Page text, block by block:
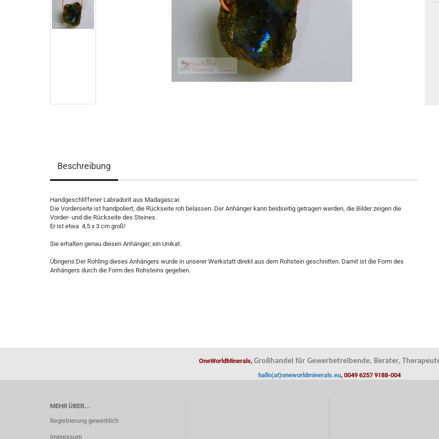
Beschreibung
Handgeschliffener Labradorit aus Madagascar.
Die Vorderseite ist handpoliert, die Rückseite roh belassen. Der Anhänger kann beidseitig getragen werden, die Bilder zeigen die
Vorder- und die Rückseite des Steines.
Er ist etwa 4,5 x 3 cm groß!
Sie erhalten genau diesen Anhänger; ein Unikat.
Übrigens:Der Rohling dieses Anhängers wurde in unserer Werkstatt direkt aus dem Rohstein geschnitten. Damit ist die Form des
Anhängers durch die Form des Rohsteins gegeben.
OneWorldMinerals, Großhandel für Gewerbetreibende, Berater,
hallo(at)oneworldminerals.eu, 0049 6257 9188-004
MEHR ÜBER...
Registrierung gewerblich
Impressum